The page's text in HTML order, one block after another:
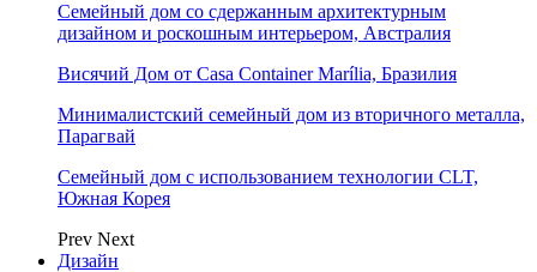
Семейный дом со сдержанным архитектурным
дизайном и роскошным интерьером, Австралия
Висячий Дом от Casa Container Marília, Бразилия
Минималистский семейный дом из вторичного металла,
Парагвай
Семейный дом с использованием технологии CLT,
Южная Корея
Prev Next
Дизайн